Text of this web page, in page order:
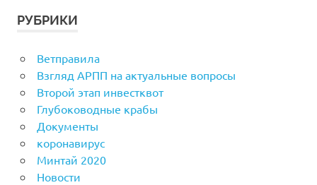
РУБРИКИ
Ветправила
Взгляд АРПП на актуальные вопросы
Второй этап инвестквот
Глубоководные крабы
Документы
коронавирус
Минтай 2020
Новости